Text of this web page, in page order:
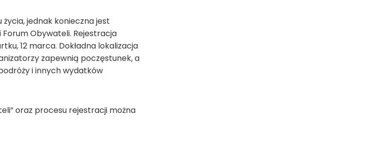
jednak konieczna jest
Obywateli. Rejestracja
12 marca. Dokładna lokalizacja
zapewnią poczęstunek, a
i innych wydatków
oraz procesu rejestracji można